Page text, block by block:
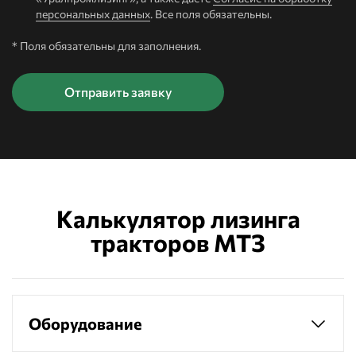
персональных данных. Все поля обязательны.
* Поля обязательны для заполнения.
Калькулятор лизинга
тракторов МТЗ
Оборудование